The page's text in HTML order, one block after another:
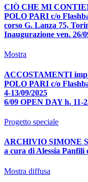
CIÒ CHE MI
POLO PARI c/o
corso G. Lanza 75,
Inaugurazione ven. 26/
Mostra
ACCOSTAMENTI
POLO PARI c/o
4-13/09/2025
6/09 OPEN DAY h. 11-
Progetto speciale
ARCHIVIO SIMONE
a cura di Alessia Panfili
Mostra diffusa